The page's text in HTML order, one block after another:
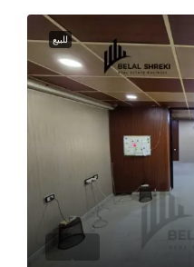
للبيع